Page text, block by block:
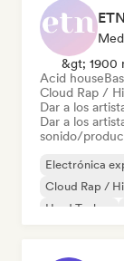
&gt; 1900
Acid house
Cloud Rap /
Dar a los
Dar a los
sonido/
Electrónica
Cloud Rap /
Hard Techno